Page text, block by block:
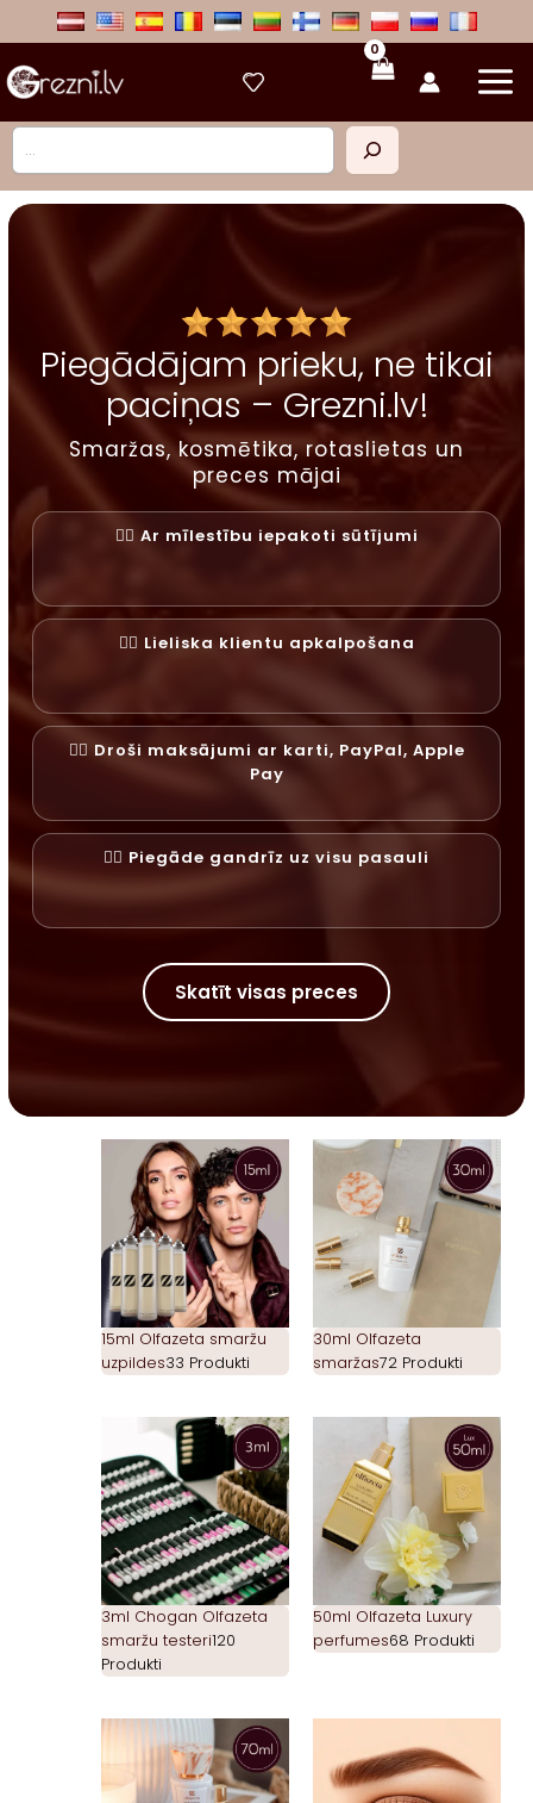
Meklēt
Piegādājam prieku, ne tikai
paciņas – Grezni.lv!
Smaržas, kosmētika, rotaslietas un
preces mājai
✓⃝ Ar mīlestību iepakoti sūtījumi
✓⃝ Lieliska klientu apkalpošana
✓⃝ Droši maksājumi ar karti, PayPal, Apple
Pay
✓⃝ Piegāde gandrīz uz visu pasauli
Skatīt visas preces
15ml Olfazeta smaržu
uzpildes33 Produkti
30ml Olfazeta
smaržas72 Produkti
3ml Chogan Olfazeta
smaržu testeri120
Produkti
50ml Olfazeta Luxury
perfumes68 Produkti